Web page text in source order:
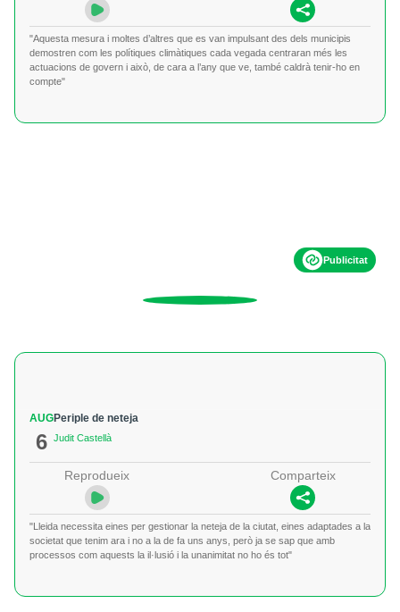
"Aquesta mesura i moltes d’altres que es van impulsant des dels municipis
demostren com les polítiques climàtiques cada vegada centraran més les
actuacions de govern i això, de cara a l’any que ve, també caldrà tenir-ho en
compte"
Publicitat
AUG
6
Periple de neteja
Judit Castellà
Reprodueix Comparteix
"Lleida necessita eines per gestionar la neteja de la ciutat, eines adaptades a la
societat que tenim ara i no a la de fa uns anys, però ja se sap que amb
processos com aquests la il·lusió i la unanimitat no ho és tot"